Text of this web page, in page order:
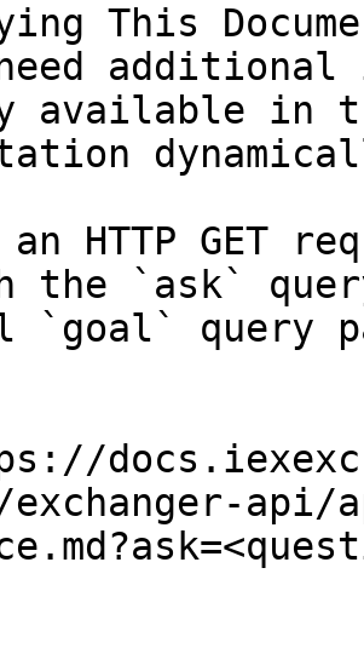
This
available in
an HTTP GET
the `ask`
`goal` query
api/